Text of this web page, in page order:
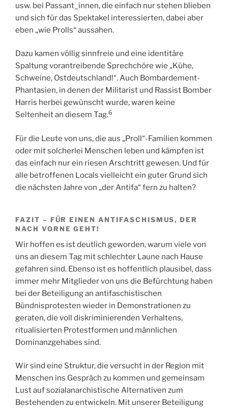
usw. bei Passant_innen, die einfach nur stehen blieben
und sich für das Spektakel interessierten, dabei aber
eben „wie Prolls“ aussahen.
Dazu kamen völlig sinnfreie und eine identitäre
Spaltung vorantreibende Sprechchöre wie „Kühe,
Schweine, Ostdeutschland!“. Auch Bombardement-
Phantasien, in denen der Militarist und Rassist Bomber
Harris herbei gewünscht wurde, waren keine
Seltenheit an diesem Tag.6
Für die Leute von uns, die aus „Proll“-Familien kommen
oder mit solcherlei Menschen leben und kämpfen ist
das einfach nur ein riesen Arschtritt gewesen. Und für
alle betroffenen Locals vielleicht ein guter Grund sich
die nächsten Jahre von „der Antifa“ fern zu halten?
FAZIT – FÜR EINEN ANTIFASCHISMUS, DER
NACH VORNE GEHT!
Wir hoffen es ist deutlich geworden, warum viele von
uns an diesem Tag mit schlechter Laune nach Hause
gefahren sind. Ebenso ist es hoffentlich plausibel, dass
immer mehr Mitglieder von uns die Befürchtung haben
bei der Beteiligung an antifaschistischen
Bündnisprotesten wieder in Demonstrationen zu
geraten, die voll diskriminierenden Verhaltens,
ritualisierten Protestformen und männlichen
Dominanzgehabes sind.
Wir sind eine Struktur, die versucht in der Region mit
Menschen ins Gespräch zu kommen und gemeinsam
Lust auf sozialanarchistische Alternativen zum
Bestehenden zu entwickeln. Mit unserer Beteiligung